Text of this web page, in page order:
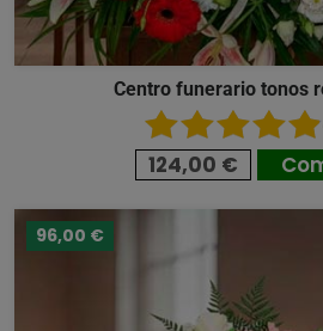
Centro funerario tonos
124,00 €
96,00 €